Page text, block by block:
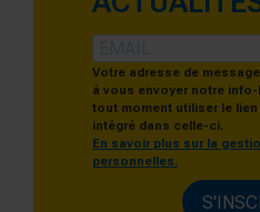
Votre adresse de
à vous envoyer notre
tout moment utiliser le
intégré dans celle-ci.
En savoir plus sur la
personnelles.